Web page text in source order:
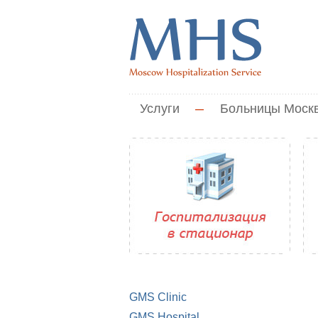
Услуги — Больницы
GMS Clinic